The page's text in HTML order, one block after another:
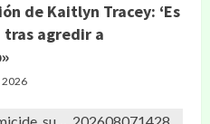
de Kaitlyn Tracey: ‘Es
tras agredir a
2026